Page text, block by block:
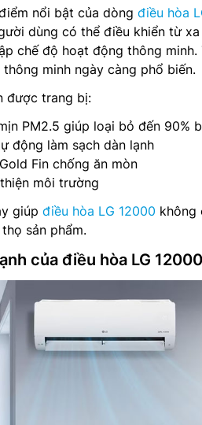
nổi bật của dòng điều hòa
dùng có thể điều khiển từ
chế độ hoạt động thông
minh ngày càng phổ biến.
được trang bị:
PM2.5 giúp loại bỏ đến 90%
động làm sạch dàn lạnh
Fin chống ăn mòn
môi trường
giúp điều hòa LG 12000 không
sản phẩm.
của điều hòa LG